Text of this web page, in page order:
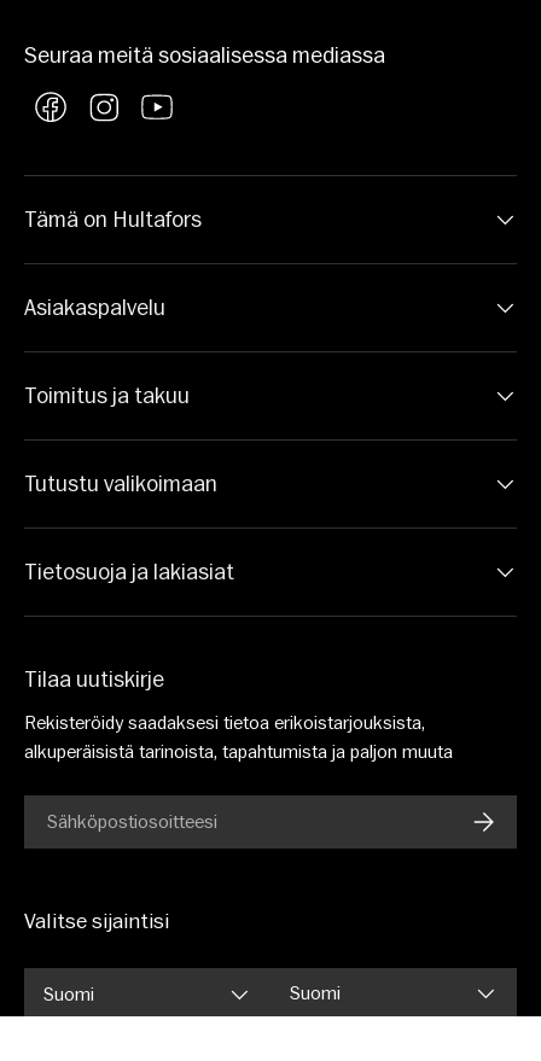
Seuraa meitä sosiaalisessa mediassa
FacebookInstagramYouTube
Tämä on Hultafors
Asiakaspalvelu
Toimitus ja takuu
Tutustu valikoimaan
Tietosuoja ja lakiasiat
Tilaa uutiskirje
Rekisteröidy saadaksesi tietoa erikoistarjouksista,
alkuperäisistä tarinoista, tapahtumista ja paljon muuta
Sähköpostiosoite TILAA
Valitse sijaintisi
Suomi KieliSuomi